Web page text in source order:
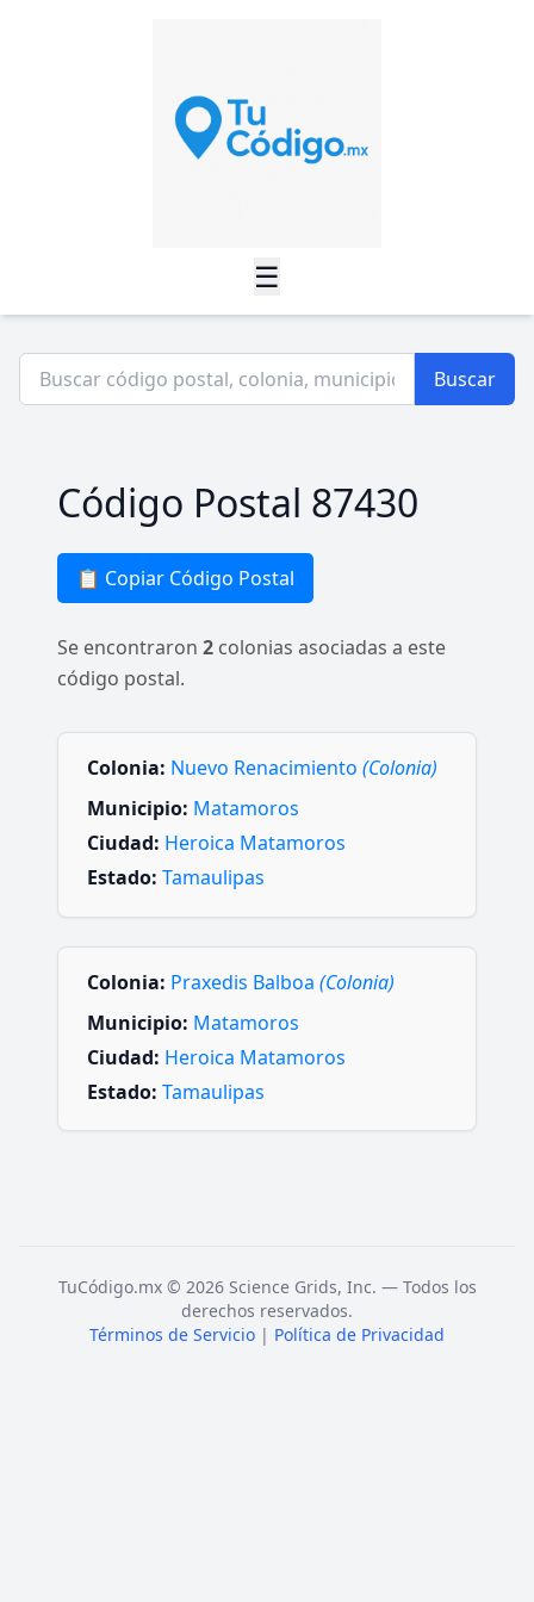
☰
Buscar
Código Postal 87430
📋 Copiar Código Postal
Se encontraron 2 colonias asociadas a este
código postal.
Colonia: Nuevo Renacimiento (Colonia)
Municipio: Matamoros
Ciudad: Heroica Matamoros
Estado: Tamaulipas
Colonia: Praxedis Balboa (Colonia)
Municipio: Matamoros
Ciudad: Heroica Matamoros
Estado: Tamaulipas
TuCódigo.mx © 2026 Science Grids, Inc. — Todos los
derechos reservados.
Términos de Servicio | Política de Privacidad